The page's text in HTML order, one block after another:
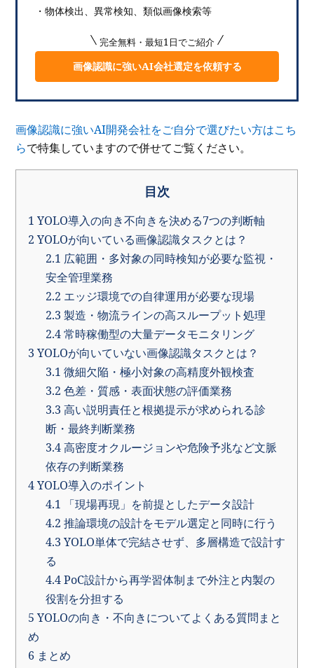
・物体検出、異常検知、類似画像検索等
完全無料・最短1日でご紹介
画像認識に強いAI会社選定を依頼する
画像認識に強いAI開発会社をご自分で選びたい方はこち
らで特集していますので併せてご覧ください。
目次
1 YOLO導入の向き不向きを決める7つの判断軸
2 YOLOが向いている画像認識タスクとは？
2.1 広範囲・多対象の同時検知が必要な監視・
安全管理業務
2.2 エッジ環境での自律運用が必要な現場
2.3 製造・物流ラインの高スループット処理
2.4常時稼働型の大量データモニタリング
3 YOLOが向いていない画像認識タスクとは？
3.1 微細欠陥・極小対象の高精度外観検査
3.2 色差・質感・表面状態の評価業務
3.3 高い説明責任と根拠提示が求められる診
断・最終判断業務
3.4高密度オクルージョンや危険予兆など文脈
依存の判断業務
4YOLO導入のポイント
4.1 「現場再現」を前提としたデータ設計
4.2 推論環境の設計をモデル選定と同時に行う
4.3 YOLO単体で完結させず、多層構造で設計す
る
4.4PoC設計から再学習体制まで外注と内製の
役割を分担する
5 YOLOの向き・不向きについてよくある質問まと
め
6 まとめ